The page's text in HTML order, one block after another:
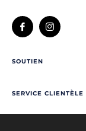
Fb Ins
SOUTIEN
SERVICE CLIENTÈLE